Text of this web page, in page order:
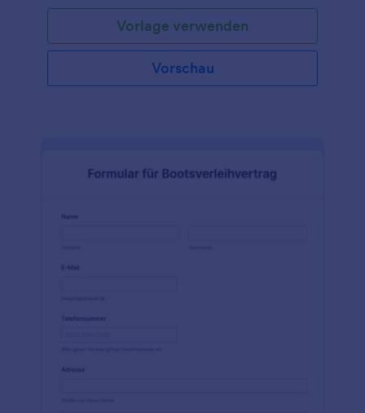
empfangen. Dies wird sicherlich den
Anmeldeprozess für das Event verbessern. Diese
fantastische Vorlage für ein Formular zur
Anmeldung für ein Autorennen enthält
Formularfelder, in denen die Angaben zum Fahrer,
Auto. Diese Vorlage enthält außerdem einen
Zahlungsabschnitt verwendet eine
errechnet wird. Um die digitale Unterschrift des
Vorlage verwenden
Vorschau